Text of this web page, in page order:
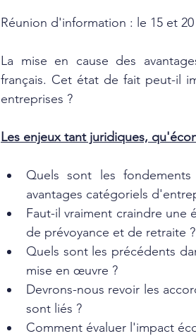
Réunion d'information : le 15 et
La mise en cause des
français. Cet état de fait peut-il
entreprises ?
Les enjeux tant juridiques,
Quels sont les
avantages catégoriels
Faut-il vraiment craindre
de prévoyance et de retraite ?
Quels sont les précédents
mise en œuvre ?
Devrons-nous revoir les
sont liés ?
Comment évaluer l'impact